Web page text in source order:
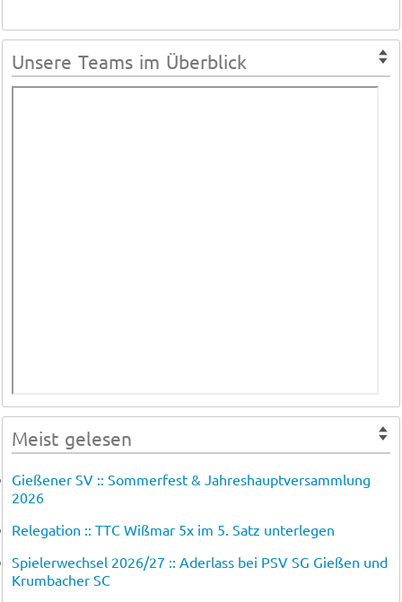
Unsere Teams im Überblick
Meist gelesen
Gießener SV :: Sommerfest & Jahreshauptversammlung
2026
Relegation :: TTC Wißmar 5x im 5. Satz unterlegen
Spielerwechsel 2026/27 :: Aderlass bei PSV SG Gießen und
Krumbacher SC